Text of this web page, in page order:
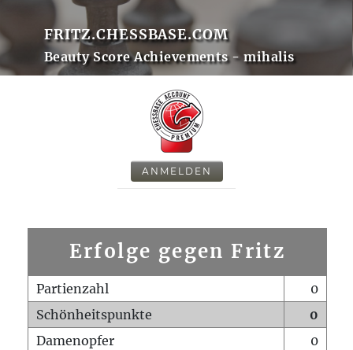
FRITZ.CHESSBASE.COM
Beauty Score Achievements - mihalis
ANMELDEN
Erfolge gegen Fritz
Partienzahl
0
Schönheitspunkte
0
Damenopfer
0